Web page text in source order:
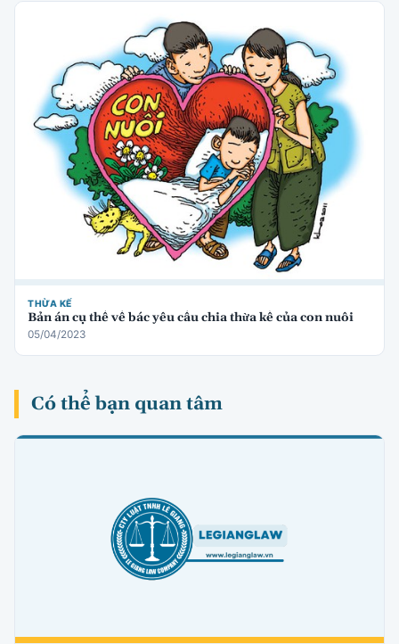
THỪA KẾ
Bản án cụ thể về bác yêu cầu chia thừa kế của con nuôi
05/04/2023
Có thể bạn quan tâm